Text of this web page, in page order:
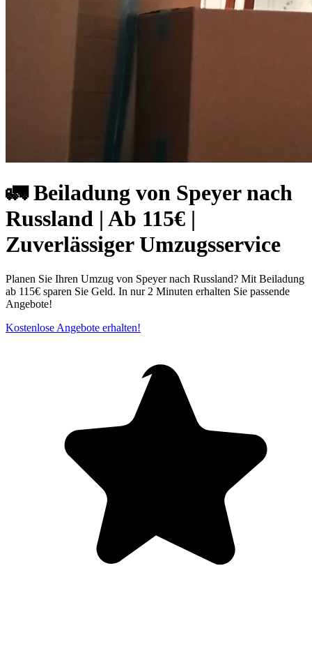
🚛 Beiladung von Speyer nach
Russland | Ab 115€ |
Zuverlässiger Umzugsservice
Planen Sie Ihren Umzug von Speyer nach Russland? Mit Beiladung
ab 115€ sparen Sie Geld. In nur 2 Minuten erhalten Sie passende
Angebote!
Kostenlose Angebote erhalten!